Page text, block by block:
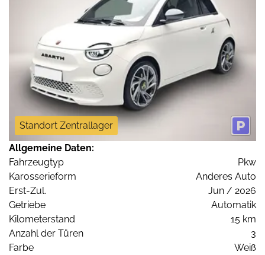
Standort Zentrallager
Allgemeine Daten:
Fahrzeugtyp
Pkw
Karosserieform
Anderes Auto
Erst-Zul.
Jun / 2026
Getriebe
Automatik
Kilometerstand
15 km
Anzahl der Türen
3
Farbe
Weiß